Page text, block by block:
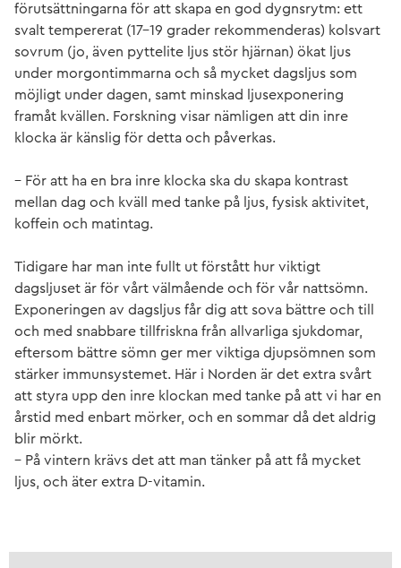
förutsättningarna för att skapa en god dygnsrytm: ett
svalt tempererat (17-19 grader rekommenderas) kolsvart
sovrum (jo, även pyttelite ljus stör hjärnan) ökat ljus
under morgontimmarna och så mycket dagsljus som
möjligt under dagen, samt minskad ljusexponering
framåt kvällen. Forskning visar nämligen att din inre
klocka är känslig för detta och påverkas.
– För att ha en bra inre klocka ska du skapa kontrast
mellan dag och kväll med tanke på ljus, fysisk aktivitet,
koffein och matintag.
Tidigare har man inte fullt ut förstått hur viktigt
dagsljuset är för vårt välmående och för vår nattsömn.
Exponeringen av dagsljus får dig att sova bättre och till
och med snabbare tillfriskna från allvarliga sjukdomar,
eftersom bättre sömn ger mer viktiga djupsömnen som
stärker immunsystemet. Här i Norden är det extra svårt
att styra upp den inre klockan med tanke på att vi har en
årstid med enbart mörker, och en sommar då det aldrig
blir mörkt.
– På vintern krävs det att man tänker på att få mycket
ljus, och äter extra D-vitamin.